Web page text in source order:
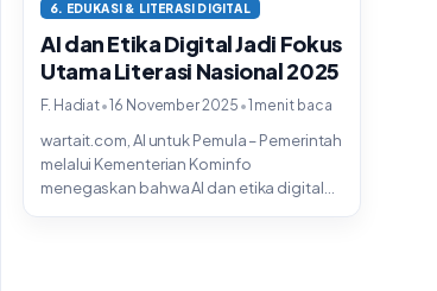
6. EDUKASI & LITERASI DIGITAL
AI dan Etika Digital Jadi Fokus
Utama Literasi Nasional 2025
F. Hadiat•16 November 2025 •1 menit baca
wartait.com, AI untuk Pemula – Pemerintah
melalui Kementerian Kominfo
menegaskan bahwa AI dan etika digital